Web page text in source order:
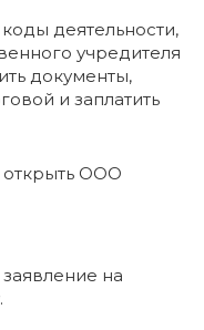
деятельности,
учредителя
документы,
и заплатить
открыть ООО
на